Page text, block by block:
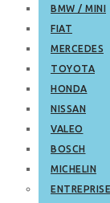
BMW / MINI
FIAT
MERCEDES
TOYOTA
HONDA
NISSAN
VALEO
BOSCH
MICHELIN